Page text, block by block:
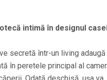
intimă în designul
secretă într-un living adaugă
în peretele principal al
Odată deschisă, ușa va